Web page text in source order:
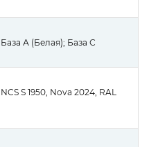
База А (Белая); База С
NCS S 1950, Nova 2024, RAL